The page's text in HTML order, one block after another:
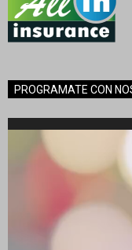
PROGRAMATE CON
Reproductor